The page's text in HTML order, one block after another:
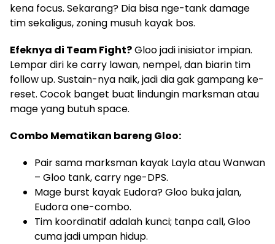
kena focus. Sekarang? Dia bisa nge-tank damage
tim sekaligus, zoning musuh kayak bos.
Efeknya di Team Fight?Gloo jadi inisiator impian.
Lempar diri ke carry lawan, nempel, dan biarin tim
follow up. Sustain-nya naik, jadi dia gak gampang ke-
reset. Cocok banget buat lindungin marksman atau
mage yang butuh space.
Combo Mematikan bareng Gloo:
Pair sama marksman kayak Layla atau Wanwan
– Gloo tank, carry nge-DPS.
Mage burst kayak Eudora? Gloo buka jalan,
Eudora one-combo.
Tim koordinatif adalah kunci; tanpa call, Gloo
cuma jadi umpan hidup.